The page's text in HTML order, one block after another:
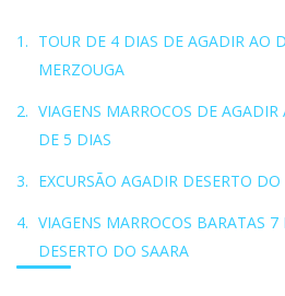
TOUR DE 4 DIAS DE AGADIR AO
MERZOUGA
VIAGENS MARROCOS DE
DE 5 DIAS
EXCURSÃO AGADIR DESERTO
VIAGENS MARROCOS BARATAS
DESERTO DO SAARA